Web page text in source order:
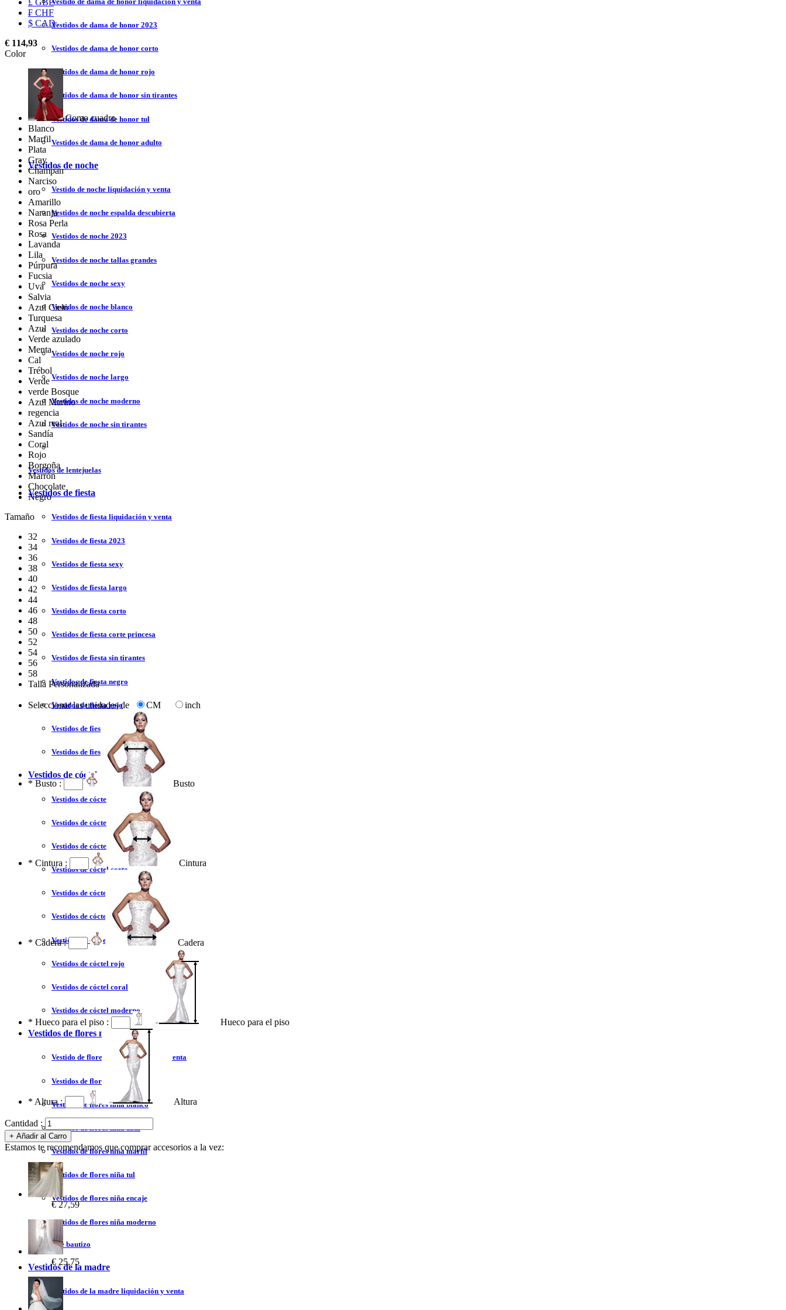
Vestidos de dama de honor 2023
Vestidos de dama de honor corto
Vestidos de dama de honor rojo
Vestidos de dama de honor sin tirantes
Vestidos de dama de honor tul
Vestidos de dama de honor adulto
Vestidos de noche
Vestido de noche liquidación y venta
Vestidos de noche espalda descubierta
Vestidos de noche 2023
Vestidos de noche tallas grandes
Vestidos de noche sexy
Vestidos de noche blanco
Vestidos de noche corto
Vestidos de noche rojo
Vestidos de noche largo
Vestidos de noche moderno
Vestidos de noche sin tirantes
Vestidos de lentejuelas
Vestidos de fiesta
Vestidos de fiesta liquidación y venta
Vestidos de fiesta 2023
Vestidos de fiesta sexy
Vestidos de fiesta largo
Vestidos de fiesta corto
Vestidos de fiesta corte princesa
Vestidos de fiesta sin tirantes
Vestidos de fiesta negro
Vestidos de fiesta rojo
Vestidos de fiesta amarillo
Vestidos de fiesta azul
Vestidos de cóctel
Vestidos de cóctel liquidación y venta
Vestidos de cóctel 2023
Vestidos de cóctel largo
Vestidos de cóctel corto
Vestidos de cóctel tallas grandes
Vestidos de cóctel sin tirantes
Vestidos de cóctel azul
Vestidos de cóctel rojo
Vestidos de cóctel coral
Vestidos de cóctel moderno
Vestidos de flores niña
Vestido de flores niña liquidación y venta
Vestidos de flores niña 2023
Vestidos de flores niña blanco
Vestidos de flores niña azul
Vestidos de flores niña marfil
Vestidos de flores niña tul
Vestidos de flores niña encaje
Vestidos de flores niña moderno
Vestidos de bautizo
Vestidos de la madre
Vestidos de la madre liquidación y venta
£ GBP
₣ CHF
$ CAD
€ 114,93
Color
Como cuadro
Blanco
Marfil
Plata
Gray
Champán
Narciso
oro
Amarillo
Naranja
Rosa Perla
Rosa
Lavanda
Lila
Púrpura
Fucsia
Uva
Salvia
Azul Cielo
Turquesa
Azul
Verde azulado
Menta
Cal
Trébol
Verde
verde Bosque
Azul Marino
regencia
Azul real
Sandía
Coral
Rojo
Borgoña
Marrón
Chocolate
Negro
Tamaño
32
34
36
38
40
42
44
46
48
50
52
54
56
58
Talla Personalizada
Seleccionar las unidades de CM inch
* Busto : Busto
* Cintura : Cintura
* Cadera : Cadera
* Hueco para el piso : Hueco para el piso
* Altura : Altura
Cantidad :
Estamos te recomendamos que comprar accesorios a la vez:
€ 27,59
€ 25,75